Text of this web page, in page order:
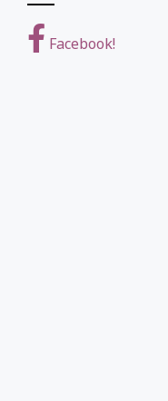
Facebook!